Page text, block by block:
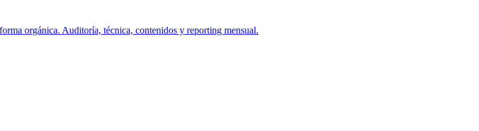
orgánica. Auditoría, técnica, contenidos y reporting mensual.